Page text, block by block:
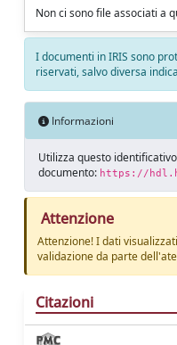
Non ci sono file associati a
I documenti in IRIS sono
riservati, salvo diversa
Informazioni
Utilizza questo
documento: https://
Attenzione
Attenzione! I dati
validazione da parte
Citazioni